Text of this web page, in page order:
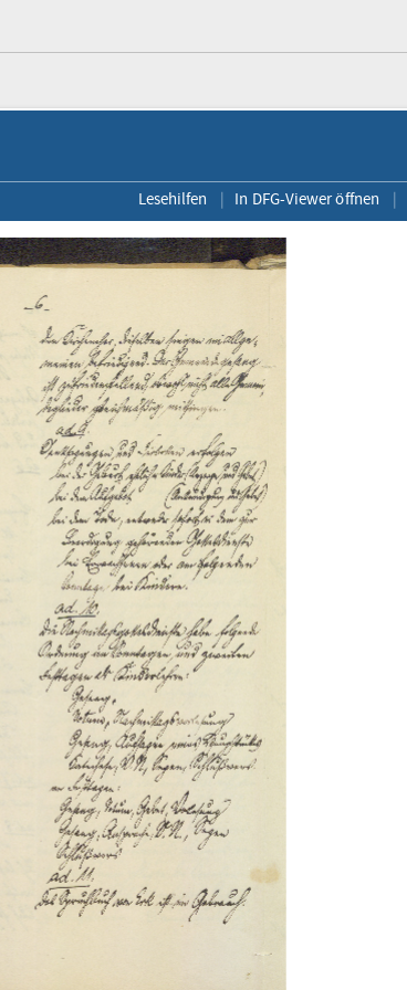
Lesehilfen In DFG-Viewer öffnen